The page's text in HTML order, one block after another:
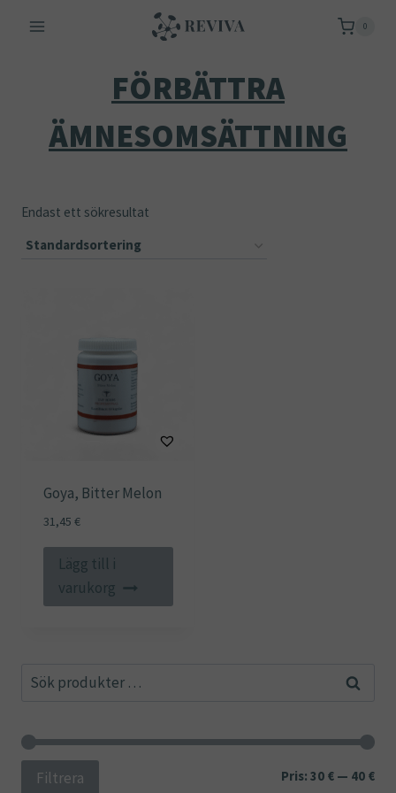
0
FÖRBÄTTRA
ÄMNESOMSÄTTNING
Endast ett sökresultat
Goya, Bitter Melon
31,45 €
Lägg till i
varukorg
Sök
Sök
Min
Filtrera Pris: 30 € — 40 €